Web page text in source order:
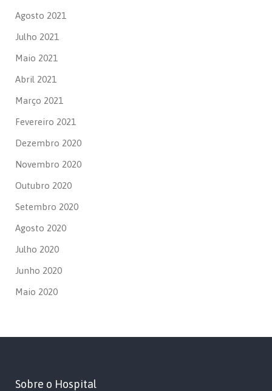
Agosto 2021
Julho 2021
Maio 2021
Abril 2021
Março 2021
Fevereiro 2021
Dezembro 2020
Novembro 2020
Outubro 2020
Setembro 2020
Agosto 2020
Julho 2020
Junho 2020
Maio 2020
Sobre o Hospital